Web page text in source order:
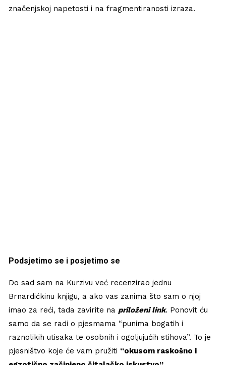
značenjskoj napetosti i na fragmentiranosti izraza.
Podsjetimo se i posjetimo se
Do sad sam na Kurzivu već recenzirao jednu
Brnardićkinu knjigu, a ako vas zanima što sam o njoj
imao za reći, tada zavirite na priloženi link. Ponovit ću
samo da se radi o pjesmama “punima bogatih i
raznolikih utisaka te osobnih i ogoljujućih stihova”. To je
pjesništvo koje će vam pružiti “okusom raskošno i